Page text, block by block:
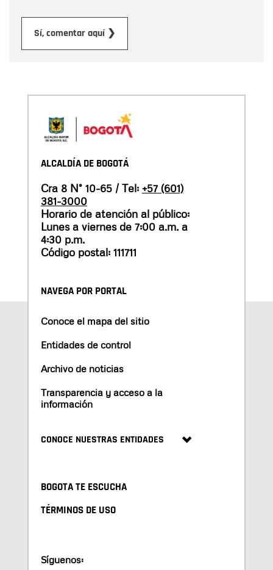
Sí, comentar aquí ❯
ALCALDÍA DE BOGOTÁ
Cra 8 N° 10-65 / Tel: +57 (601)
381-3000
Horario de atención al público:
Lunes a viernes de 7:00 a.m. a
4:30 p.m.
Código postal: 111711
NAVEGA POR PORTAL
Conoce el mapa del sitio
Entidades de control
Archivo de noticias
Transparencia y acceso a la
información
CONOCE NUESTRAS ENTIDADES
BOGOTA TE ESCUCHA
TÉRMINOS DE USO
Síguenos: